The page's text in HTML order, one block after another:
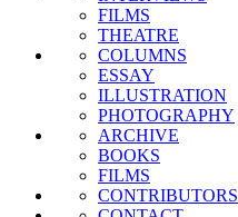
FILMS
THEATRE
COLUMNS
ESSAY
ILLUSTRATION
PHOTOGRAPHY
ARCHIVE
BOOKS
FILMS
CONTRIBUTORS